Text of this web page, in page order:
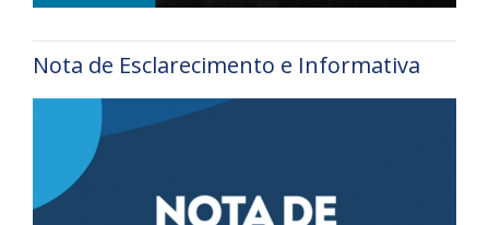
Nota de Esclarecimento e Informativa